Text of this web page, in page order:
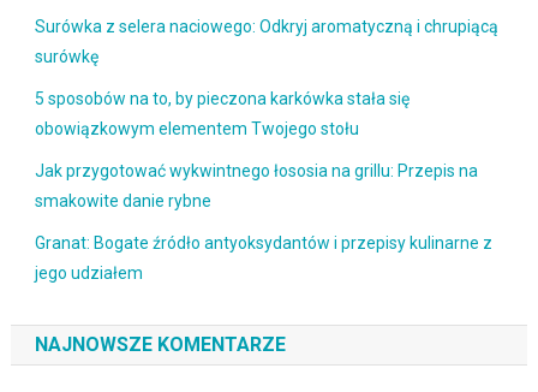
Surówka z selera naciowego: Odkryj aromatyczną i chrupiącą
surówkę
5 sposobów na to, by pieczona karkówka stała się
obowiązkowym elementem Twojego stołu
Jak przygotować wykwintnego łososia na grillu: Przepis na
smakowite danie rybne
Granat: Bogate źródło antyoksydantów i przepisy kulinarne z
jego udziałem
NAJNOWSZE KOMENTARZE